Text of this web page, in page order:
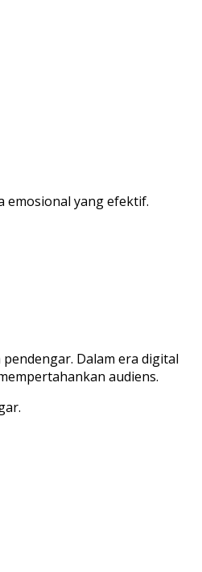
emosional yang efektif.
Dalam era digital
audiens.